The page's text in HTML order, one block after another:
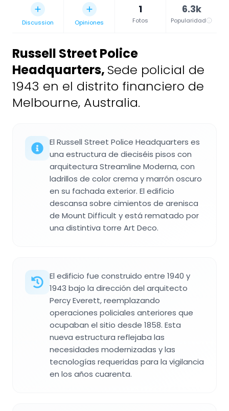
Discussion Opiniones
1
Fotos
6.3k
Popularidad
Russell Street Police
Headquarters, Sede policial de
1943 en el distrito financiero de
Melbourne, Australia.
El Russell Street Police Headquarters es
una estructura de dieciséis pisos con
arquitectura Streamline Moderna, con
ladrillos de color crema y marrón oscuro
en su fachada exterior. El edificio
descansa sobre cimientos de arenisca
de Mount Difficult y está rematado por
una distintiva torre Art Deco.
El edificio fue construido entre 1940 y
1943 bajo la dirección del arquitecto
Percy Everett, reemplazando
operaciones policiales anteriores que
ocupaban el sitio desde 1858. Esta
nueva estructura reflejaba las
necesidades modernizadas y las
tecnologías requeridas para la vigilancia
en los años cuarenta.